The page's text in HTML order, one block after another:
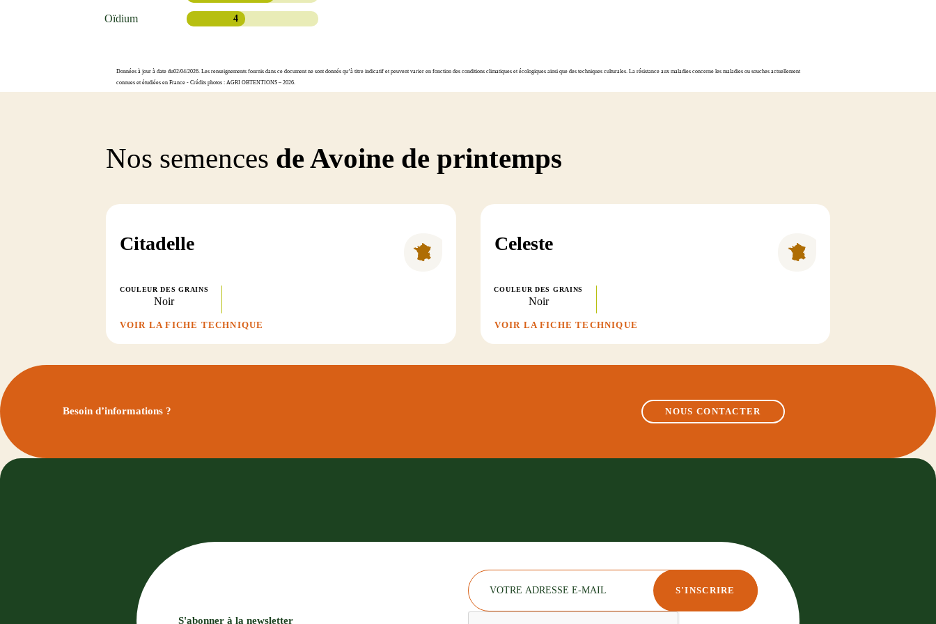
Oïdium
4
Données à jour à date du02/04/2026. Les renseignements fournis dans ce document ne sont donnés qu’à titre indicatif et peuvent varier en fonction des conditions climatiques et écologiques ainsi que des techniques culturales. La résistance aux maladies concerne les maladies ou souches actuellement
connues et étudiées en France - Crédits photos : AGRI OBTENTIONS – 2026.
Nos semences de Avoine de printemps
Citadelle
COULEUR DES GRAINS
Noir
VOIR LA FICHE TECHNIQUE
Celeste
COULEUR DES GRAINS
Noir
VOIR LA FICHE TECHNIQUE
Besoin d’informations ? NOUS CONTACTER
S'abonner à la newsletter